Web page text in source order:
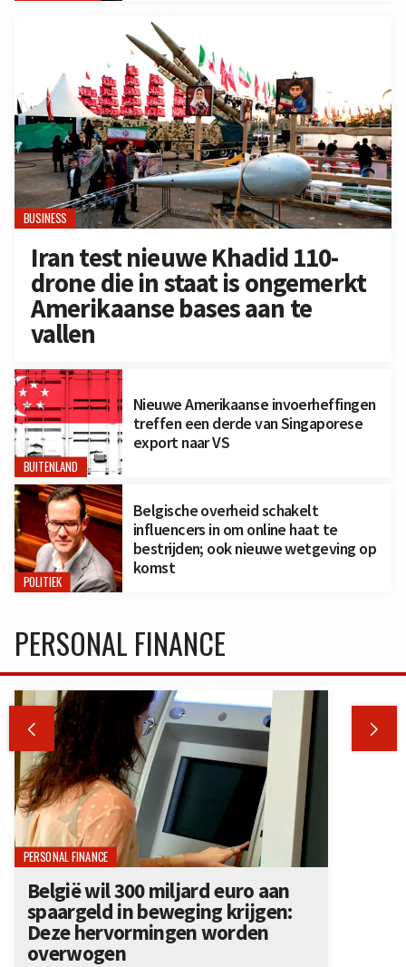
BUSINESS
Iran test nieuwe Khadid 110-
drone die in staat is ongemerkt
Amerikaanse bases aan te
vallen
BUITENLAND
Nieuwe Amerikaanse invoerheffingen
treffen een derde van Singaporese
export naar VS
POLITIEK
Belgische overheid schakelt
influencers in om online haat te
bestrijden; ook nieuwe wetgeving op
komst
PERSONAL FINANCE
 
PERSONAL FINANCE
België wil 300 miljard euro aan
spaargeld in beweging krijgen:
Deze hervormingen worden
overwogen